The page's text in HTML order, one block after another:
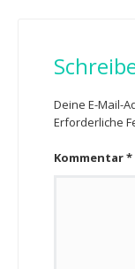
Deine E-Mail-
Erforderliche
Kommentar*